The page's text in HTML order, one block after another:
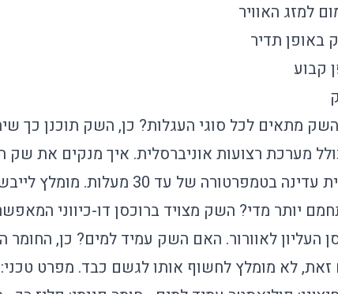
למזג האוויר
באופן תדיר
קבוע
מתאים לכל סוגי העגלות? כן, השק תוכנן כך
מערכת רצועות אוניברסלית. איך מנקים את שק
במכונת כביסה בתוכנית עדינה בטמפרטורה
יותר מדי? השק מצויד ברוכסן דו-כיווני
לאוורור. האם השק עמיד למים? כן, החומר
לא מומלץ לחשוף אותו לגשם כבד. מפרט טכני: